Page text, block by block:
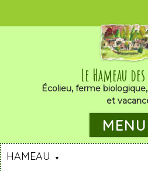
Le Hameau
Écolieu, ferme
et
MENU
HAMEAU